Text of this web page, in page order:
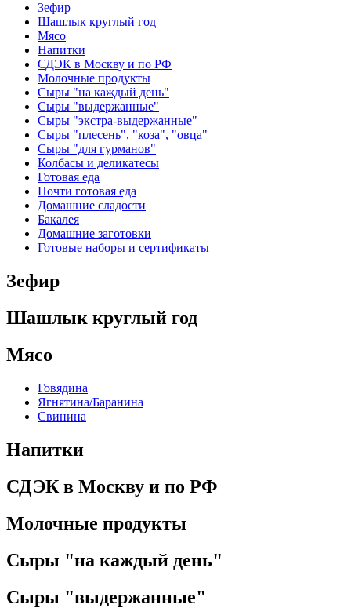
Зефир
Шашлык круглый год
Мясо
Напитки
СДЭК в Москву и по РФ
Молочные продукты
Сыры "на каждый день"
Сыры "выдержанные"
Сыры "экстра-выдержанные"
Сыры "плесень", "коза", "овца"
Сыры "для гурманов"
Колбасы и деликатесы
Готовая еда
Почти готовая еда
Домашние сладости
Бакалея
Домашние заготовки
Готовые наборы и сертификаты
Зефир
Шашлык круглый год
Мясо
Говядина
Ягнятина/Баранина
Свинина
Напитки
СДЭК в Москву и по РФ
Молочные продукты
Сыры "на каждый день"
Сыры "выдержанные"